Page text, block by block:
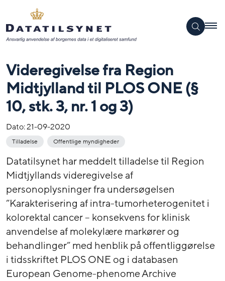
Videregivelse fra Region
Midtjylland til PLOS ONE (§
10, stk. 3, nr. 1 og 3)
Dato:21-09-2020
Tilladelse Offentlige myndigheder
Datatilsynet har meddelt tilladelse til Region
Midtjyllands videregivelse af
personoplysninger fra undersøgelsen
”Karakterisering af intra-tumorheterogenitet i
kolorektal cancer – konsekvens for klinisk
anvendelse af molekylære markører og
behandlinger” med henblik på offentliggørelse
i tidsskriftet PLOS ONE og i databasen
European Genome-phenome Archive